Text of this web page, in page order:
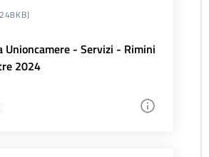
Unioncamere - Servizi - Rimini
2024